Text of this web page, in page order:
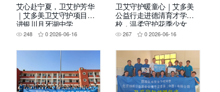
艾心赴宁夏，卫艾护芳华
｜艾多美卫艾守护项目走
进银川月牙湖中学
248 0 2026-06-16
卫艾守护暖童心｜艾多美
公益行走进德清育才学
校，温柔守护花季少女
267 0 2026-06-16